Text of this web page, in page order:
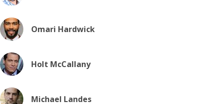
Omari Hardwick
Holt McCallany
Michael Landes